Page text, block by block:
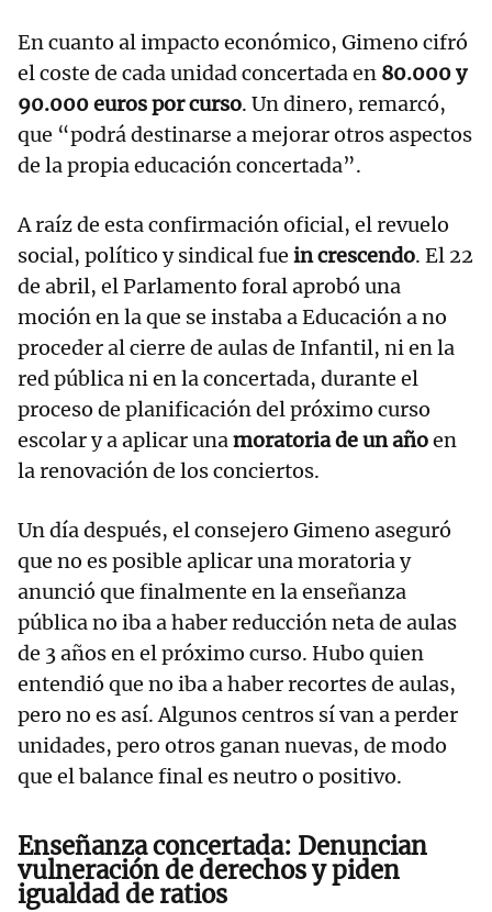
En cuanto al impacto económico, Gimeno cifró
el coste de cada unidad concertada en 80.000 y
90.000 euros por curso. Un dinero, remarcó,
que “podrá destinarse a mejorar otros aspectos
de la propia educación concertada”.
A raíz de esta confirmación oficial, el revuelo
social, político y sindical fue in crescendo. El 22
de abril, el Parlamento foral aprobó una
moción en la que se instaba a Educación a no
proceder al cierre de aulas de Infantil, ni en la
red pública ni en la concertada, durante el
proceso de planificación del próximo curso
escolar y a aplicar unamoratoria de un añoen
la renovación de los conciertos.
Un día después, el consejero Gimeno aseguró
que no es posible aplicar una moratoria y
anunció que finalmente en la enseñanza
pública no iba a haber reducción neta de aulas
de 3 años en el próximo curso. Hubo quien
entendió que no iba a haber recortes de aulas,
pero no es así. Algunos centros sí van a perder
unidades, pero otros ganan nuevas, de modo
que el balance final es neutro o positivo.
Enseñanza concertada: Denuncian
vulneración de derechos y piden
igualdad de ratios